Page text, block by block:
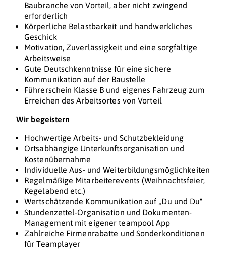
Baubranche von Vorteil, aber nicht zwingend
erforderlich
Körperliche Belastbarkeit und handwerkliches
Geschick
Motivation, Zuverlässigkeit und eine sorgfältige
Arbeitsweise
Gute Deutschkenntnisse für eine sichere
Kommunikation auf der Baustelle
Führerschein Klasse B und eigenes Fahrzeug zum
Erreichen des Arbeitsortes von Vorteil
Wir begeistern
Hochwertige Arbeits- und Schutzbekleidung
Ortsabhängige Unterkunftsorganisation und
Kostenübernahme
Individuelle Aus- und Weiterbildungsmöglichkeiten
Regelmäßige Mitarbeiterevents (Weihnachtsfeier,
Kegelabend etc.)
Wertschätzende Kommunikation auf „Du und Du"
Stundenzettel-Organisation und Dokumenten-
Management mit eigener teampool App
Zahlreiche Firmenrabatte und Sonderkonditionen
für Teamplayer